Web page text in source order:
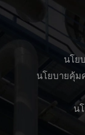
นโย
นโยบายคุ้ม
น